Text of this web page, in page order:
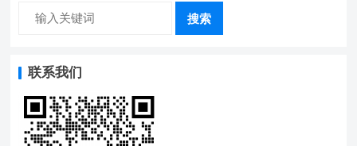
搜索
联系我们